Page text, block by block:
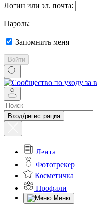
Логин или эл. почта:
Пароль:
Запомнить меня
Войти
Вход/регистрация
Лента
Фототрекер
Косметичка
Профили
Меню